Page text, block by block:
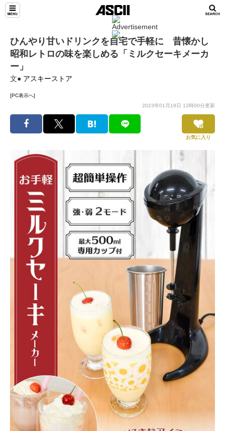
ひんやり甘いドリンクを自宅で手軽に 昔懐かし
昭和レトロの味を楽しめる「ミルクセーキメーカ
ー」
文● アスキーストア
[PC表示へ]
2023年01月19日 12時00分更新
お気に入り